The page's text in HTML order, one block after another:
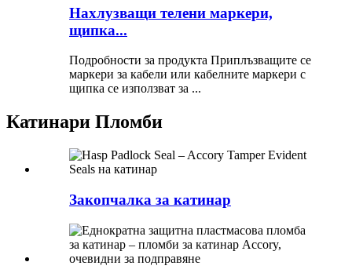
Нахлузващи телени маркери,
щипка...
Подробности за продукта Приплъзващите се
маркери за кабели или кабелните маркери с
щипка се използват за ...
Катинари Пломби
Закопчалка за катинар